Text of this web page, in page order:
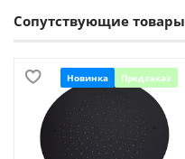
Сопутствующие товары
Новинка Предзаказ